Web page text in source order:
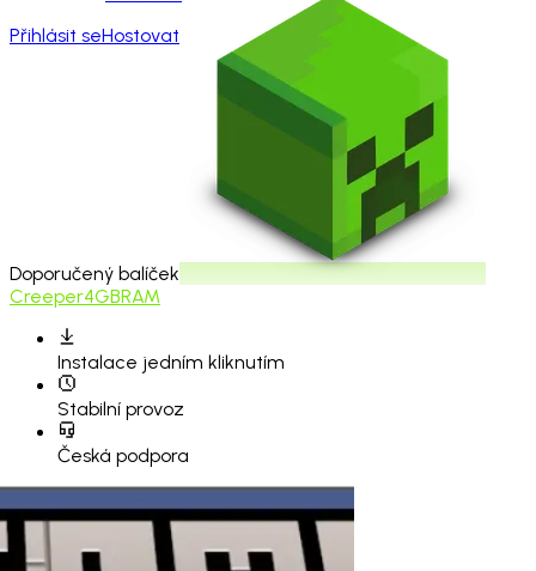
Přihlásit seHostovat
Doporučený balíček
Creeper4GBRAM
Instalace jedním kliknutím
Stabilní provoz
Česká podpora